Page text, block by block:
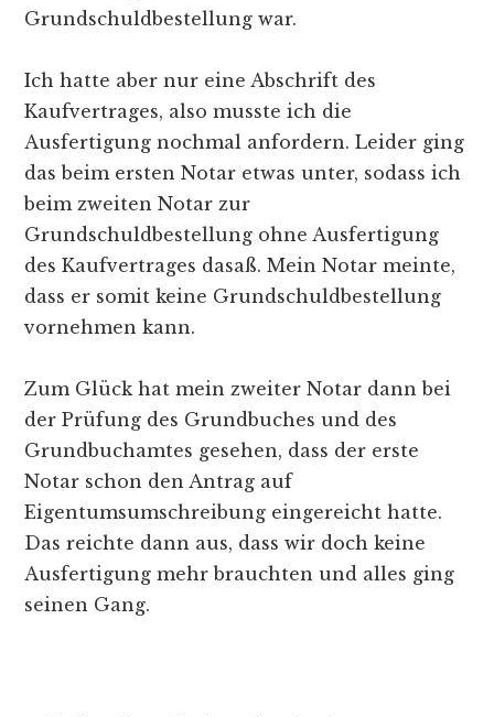
Grundschuldbestellung war.
Ich hatte aber nur eine Abschrift des
Kaufvertrages, also musste ich die
Ausfertigung nochmal anfordern. Leider ging
das beim ersten Notar etwas unter, sodass ich
beim zweiten Notar zur
Grundschuldbestellung ohne Ausfertigung
des Kaufvertrages dasaß. Mein Notar meinte,
dass er somit keine Grundschuldbestellung
vornehmen kann.
Zum Glück hat mein zweiter Notar dann bei
der Prüfung des Grundbuches und des
Grundbuchamtes gesehen, dass der erste
Notar schon den Antrag auf
Eigentumsumschreibung eingereicht hatte.
Das reichte dann aus, dass wir doch keine
Ausfertigung mehr brauchten und alles ging
seinen Gang.